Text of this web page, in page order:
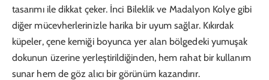
tasarımı ile dikkat çeker. İnci Bileklik ve Madalyon Kolye gibi
diğer mücevherlerinizle harika bir uyum sağlar. Kıkırdak
küpeler, çene kemiği boyunca yer alan bölgedeki yumuşak
dokunun üzerine yerleştirildiğinden, hem rahat bir kullanım
sunar hem de göz alıcı bir görünüm kazandırır.